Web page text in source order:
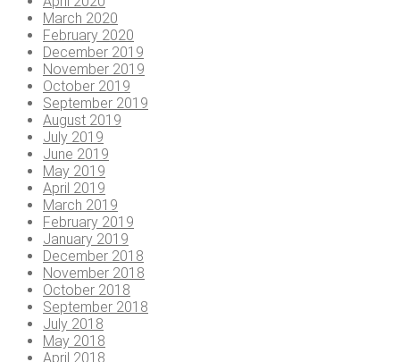
March 2020
February 2020
December 2019
November 2019
October 2019
September 2019
August 2019
July 2019
June 2019
May 2019
April 2019
March 2019
February 2019
January 2019
December 2018
November 2018
October 2018
September 2018
July 2018
May 2018
April 2018